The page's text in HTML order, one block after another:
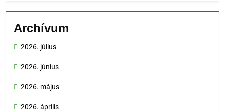
Archívum
2026. július
2026. június
2026. május
2026. április